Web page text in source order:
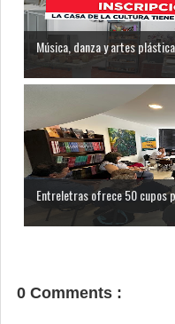
Música, danza y artes
Entreletras ofrece 50 cupos
0 Comments :